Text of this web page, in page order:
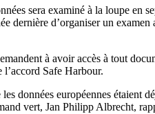
sera examiné à la loupe en
dernière d’organiser un
à avoir accès à tout
l’accord Safe Harbour.
données européennes étaient
vert, Jan Philipp Albrecht,